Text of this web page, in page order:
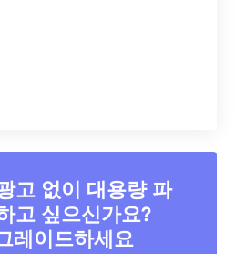
고 없이 대용량 파
고 싶으신가요?
레이드하세요